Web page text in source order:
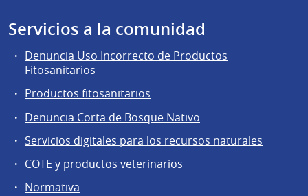
Servicios a la comunidad
Denuncia Uso Incorrecto de Productos
Fitosanitarios
Productos fitosanitarios
Denuncia Corta de Bosque Nativo
Servicios digitales para los recursos naturales
COTE y productos veterinarios
Normativa